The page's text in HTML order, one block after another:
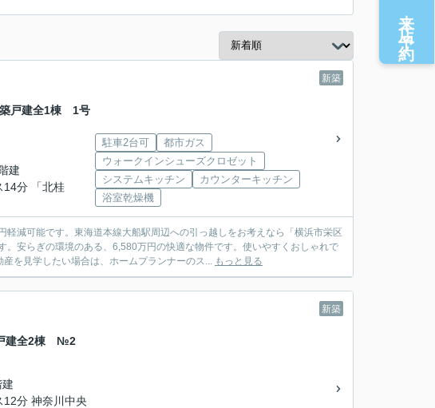
新築
戸建全1棟 1号
建
14分 「北桂
駐車2台可
都市ガス
ウォークインシューズクロゼット
システムキッチン
カウンターキッチン
浴室乾燥機
減可能です。東海道本線大船駅周辺への引っ越しをお考えなら「横浜市栄区
らぎの環境のある、6,580万円の快適な物件です。使いやすくおしゃれで
を見学したい場合は、ホームプランナーのス... もっと見る
新築
建全2棟 №2
12分 神奈川中央
来店予約